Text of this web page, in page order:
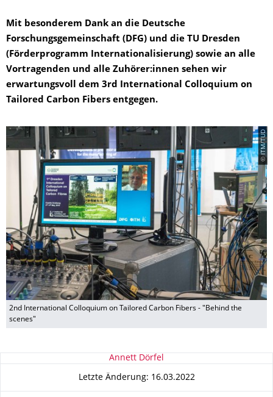
Mit besonderem Dank an die Deutsche
Forschungsgemeinschaft (DFG) und die TU Dresden
(Förderprogramm Internationalisie­rung) sowie an alle
Vortragenden und alle Zuhörer:innen sehen wir
erwartungsvoll dem 3rd International Colloquium on
Tailored Carbon Fibers entgegen.
© ITM/TUD
2nd International Colloquium on Tailored Carbon Fibers - "Behind the
scenes"
Zu dieser Seite Annett Dörfel
Letzte Änderung: 16.03.2022